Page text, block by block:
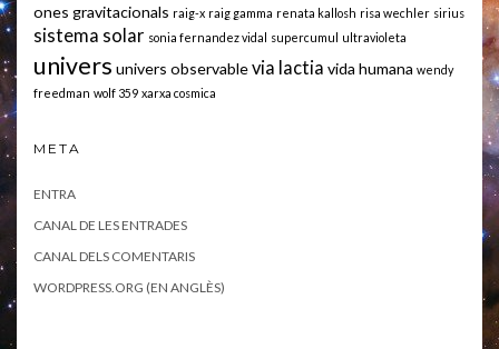
ones gravitacionals raig-x raig gamma renata kallosh risa wechler sirius
sistema solar sonia fernandez vidal supercumul ultravioleta
univers univers observablevia lactia vida humana wendy
freedman wolf 359 xarxa cosmica
META
ENTRA
CANAL DE LES ENTRADES
CANAL DELS COMENTARIS
WORDPRESS.ORG (EN ANGLÈS)